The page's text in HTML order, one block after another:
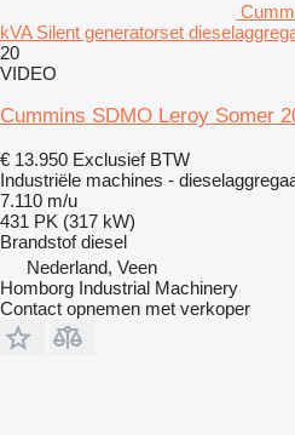
kVA Silent generatorset
20
VIDEO
Cummins SDMO Leroy Somer
€ 13.950 Exclusief BTW
Industriële machines -
7.110 m/u
431 PK (317 kW)
Brandstof diesel
Nederland, Veen
Homborg Industrial Machinery
Contact opnemen met verkoper